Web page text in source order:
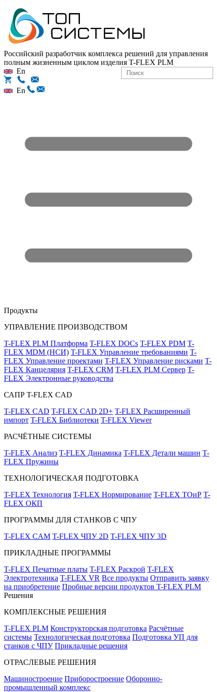
Российский разработчик комплекса решений для управления
полным жизненным циклом изделия T-FLEX PLM
En
En
Продукты
УПРАВЛЕНИЕ ПРОИЗВОДСТВОМ
T-FLEX PLM Платформа T-FLEX DOCs T-FLEX PDM T-
FLEX MDM (НСИ) T-FLEX Управление требованиями T-
FLEX Управление проектами T-FLEX Управление рисками T-
FLEX Канцелярия T-FLEX CRM T-FLEX PLM Сервер T-
FLEX Электронные руководства
САПР T-FLEX CAD
T-FLEX CAD T-FLEX CAD 2D+ T-FLEX Расширенный
импорт T-FLEX Библиотеки T-FLEX Viewer
РАСЧЁТНЫЕ СИСТЕМЫ
T-FLEX Анализ T-FLEX Динамика T-FLEX Детали машин T-
FLEX Пружины
ТЕХНОЛОГИЧЕСКАЯ ПОДГОТОВКА
T-FLEX Технология T-FLEX Нормирование T-FLEX ТОиР T-
FLEX ОКП
ПРОГРАММЫ ДЛЯ СТАНКОВ С ЧПУ
T-FLEX CAM T-FLEX ЧПУ 2D T-FLEX ЧПУ 3D
ПРИКЛАДНЫЕ ПРОГРАММЫ
T-FLEX Печатные платы T-FLEX Раскрой T-FLEX
Электротехника T-FLEX VR Все продукты Отправить заявку
на приобретение Пробные версии продуктов T-FLEX PLM
Решения
КОМПЛЕКСНЫЕ РЕШЕНИЯ
T-FLEX PLM Конструкторская подготовка Расчётные
системы Технологическая подготовка Подготовка УП для
станков с ЧПУ Прикладные решения
ОТРАСЛЕВЫЕ РЕШЕНИЯ
Машиностроение Приборостроение Оборонно-
промышленный комплекс